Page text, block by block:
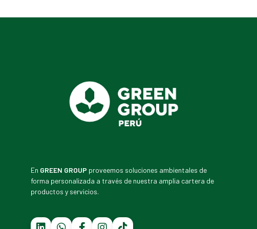
En GREEN GROUP proveemos soluciones ambientales de
forma personalizada a través de nuestra amplia cartera de
productos y servicios.